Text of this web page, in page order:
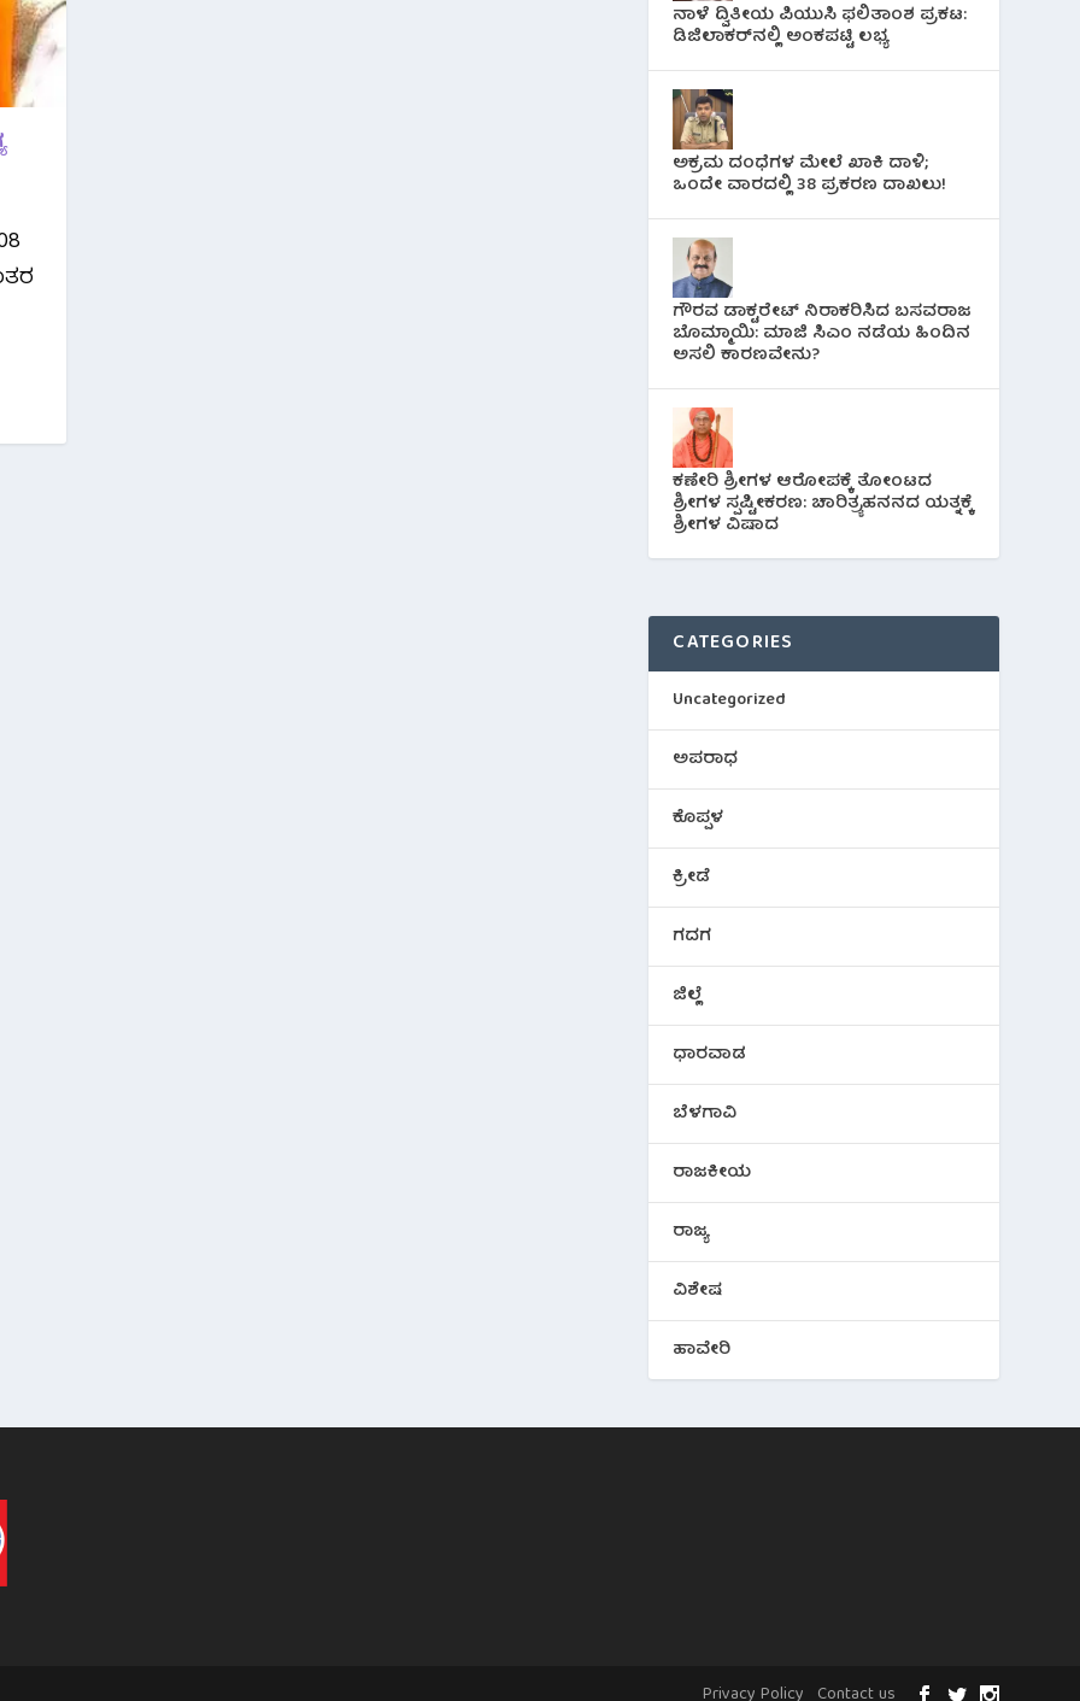
ನಾಳೆ ದ್ವಿತೀಯ ಪಿಯುಸಿ ಫಲಿತಾಂಶ ಪ್ರಕಟ:
ಡಿಜಿಲಾಕರ್‌ನಲ್ಲಿ ಅಂಕಪಟ್ಟಿ ಲಭ್ಯ
ಅಕ್ರಮ ದಂಧೆಗಳ ಮೇಲೆ ಖಾಕಿ ದಾಳಿ;
ಒಂದೇ ವಾರದಲ್ಲಿ 38 ಪ್ರಕರಣ ದಾಖಲು!
ಗೌರವ ಡಾಕ್ಟರೇಟ್ ನಿರಾಕರಿಸಿದ ಬಸವರಾಜ
ಬೊಮ್ಮಾಯಿ: ಮಾಜಿ ಸಿಎಂ ನಡೆಯ ಹಿಂದಿನ
ಅಸಲಿ ಕಾರಣವೇನು?
ಕಣೇರಿ ಶ್ರೀಗಳ ಆರೋಪಕ್ಕೆ ತೋಂಟದ
ಶ್ರೀಗಳ ಸ್ಪಷ್ಟೀಕರಣ: ಚಾರಿತ್ರ್ಯಹನನದ ಯತ್ನಕ್ಕೆ
ಶ್ರೀಗಳ ವಿಷಾದ
CATEGORIES
Uncategorized
ಅಪರಾಧ
ಕೊಪ್ಪಳ
ಕ್ರೀಡೆ
ಗದಗ
ಜಿಲ್ಲೆ
ಧಾರವಾಡ
ಬೆಳಗಾವಿ
ರಾಜಕೀಯ
ರಾಜ್ಯ
ವಿಶೇಷ
ಹಾವೇರಿ
Privacy Policy Contact us